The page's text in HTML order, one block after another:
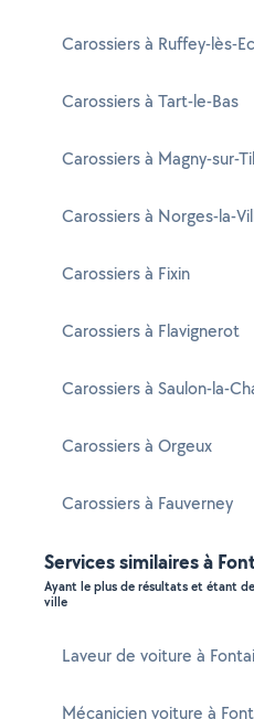
Carossiers à Ruffey-lès-
Carossiers à Tart-le-Bas
Carossiers à Magny-sur-
Carossiers à Norges-la-
Carossiers à Fixin
Carossiers à Flavignerot
Carossiers à Saulon-la-
Carossiers à Orgeux
Carossiers à Fauverney
Services similaires à
Ayant le plus de résultats et étant
ville
Laveur de voiture à
Mécanicien voiture à